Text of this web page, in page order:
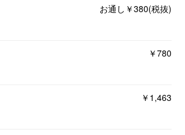
お通し￥380(税抜)
￥780
￥1,463